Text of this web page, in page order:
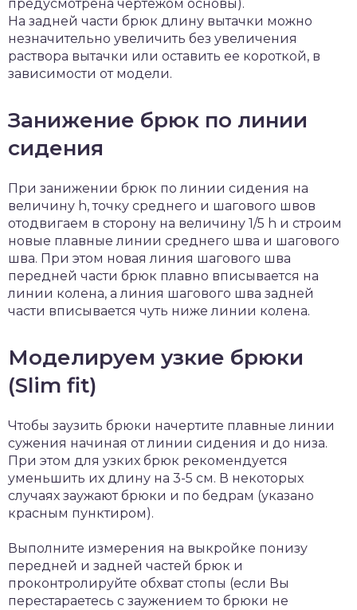
предусмотрена чертежом основы).
На задней части брюк длину вытачки можно
незначительно увеличить без увеличения
раствора вытачки или оставить ее короткой, в
зависимости от модели.
Занижение брюк по линии
сидения
При занижении брюк по линии сидения на
величину h, точку среднего и шагового швов
отодвигаем в сторону на величину 1/5 h и строим
новые плавные линии среднего шва и шагового
шва. При этом новая линия шагового шва
передней части брюк плавно вписывается на
линии колена, а линия шагового шва задней
части вписывается чуть ниже линии колена.
Моделируем узкие брюки
(Slim fit)
Чтобы заузить брюки начертите плавные линии
сужения начиная от линии сидения и до низа.
При этом для узких брюк рекомендуется
уменьшить их длину на 3-5 см. В некоторых
случаях заужают брюки и по бедрам (указано
красным пунктиром).
Выполните измерения на выкройке понизу
передней и задней частей брюк и
проконтролируйте обхват стопы (если Вы
перестараетесь с заужением то брюки не